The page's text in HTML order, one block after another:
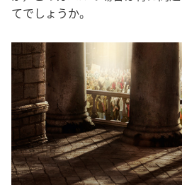
てでしょうか。